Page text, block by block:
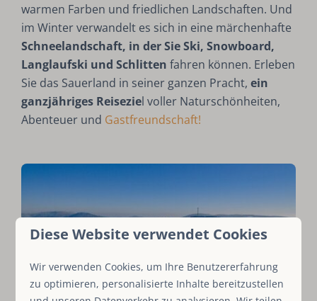
warmen Farben und friedlichen Landschaften. Und
im Winter verwandelt es sich in eine märchenhafte
Schneelandschaft, in der Sie Ski, Snowboard,
Langlaufski und Schlitten fahren können. Erleben
Sie das Sauerland in seiner ganzen Pracht,ein
ganzjähriges Reiseziel voller Naturschönheiten,
Abenteuer und Gastfreundschaft!
Winterberg, das Dach des
Sauerlandes
Diese Website verwendet Cookies
Wir verwenden Cookies, um Ihre Benutzererfahrung
zu optimieren, personalisierte Inhalte bereitzustellen